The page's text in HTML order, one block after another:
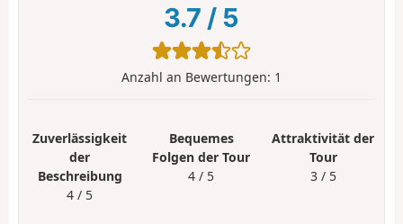
3.7 / 5
Anzahl an Bewertungen: 1
Zuverlässigkeit
der
Beschreibung
4 / 5
Bequemes
Folgen der Tour
4 / 5
Attraktivität der
Tour
3 / 5